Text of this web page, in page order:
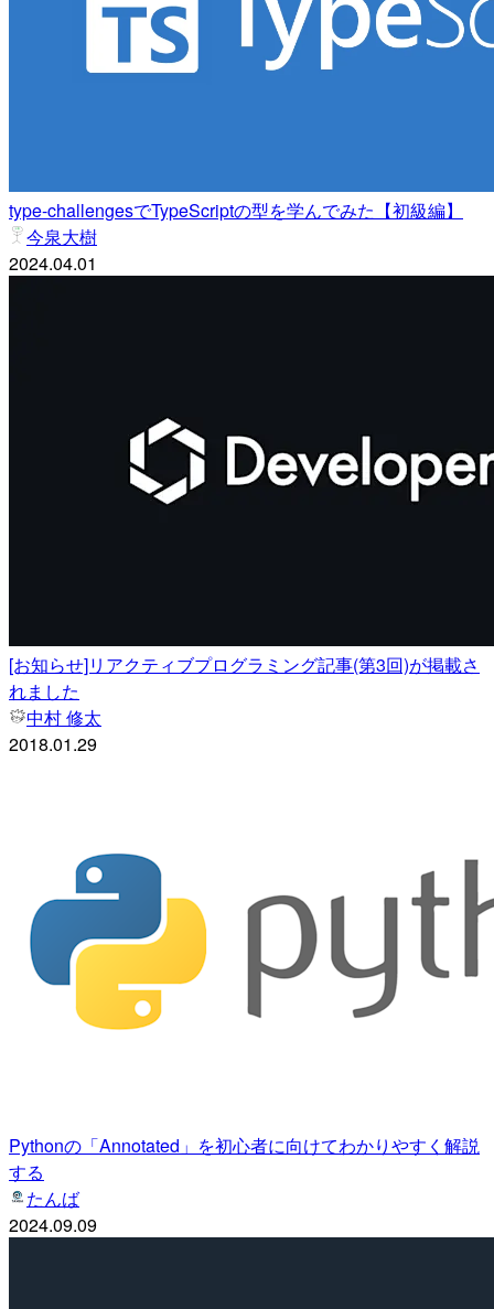
type-challengesでTypeScriptの型を学んでみた【初級編】
今泉大樹
2024.04.01
[お知らせ]リアクティブプログラミング記事(第3回)が掲載さ
れました
中村 修太
2018.01.29
Pythonの「Annotated」を初心者に向けてわかりやすく解説
する
たんば
2024.09.09